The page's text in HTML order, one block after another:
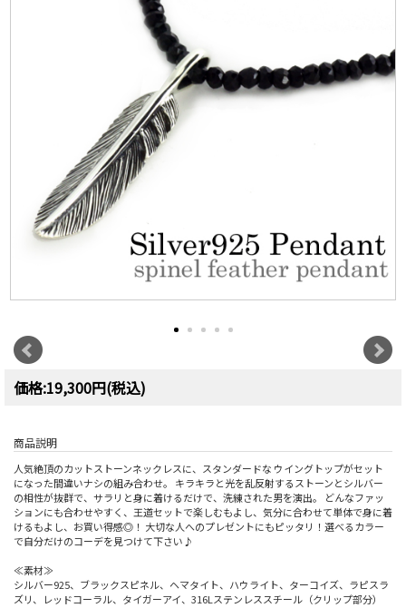
価格:19,300円(税込)
商品説明
人気絶頂のカットストーンネックレスに、スタンダードな ウイングトップがセット
になった間違いナシの組み合わせ。 キラキラと光を乱反射するストーンとシルバー
の相性が抜群で、サラリと身に着けるだけで、洗練された男を演出。 どんなファッ
ションにも合わせやすく、王道セットで楽しむもよし、気分に合わせて単体で身に着
けるもよし、お買い得感◎！ 大切な人へのプレゼントにもピッタリ！選べるカラー
で自分だけのコーデを見つけて下さい♪
≪素材≫
シルバー925、ブラックスピネル、ヘマタイト、ハウライト、ターコイズ、ラピスラ
ズリ、レッドコーラル、タイガーアイ、316Lステンレススチール（クリップ部分）